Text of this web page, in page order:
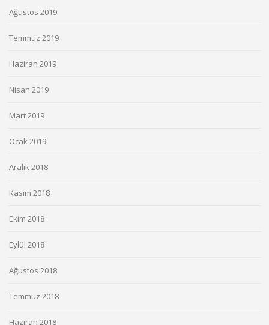
Ağustos 2019
Temmuz 2019
Haziran 2019
Nisan 2019
Mart 2019
Ocak 2019
Aralık 2018
Kasım 2018
Ekim 2018
Eylül 2018
Ağustos 2018
Temmuz 2018
Haziran 2018